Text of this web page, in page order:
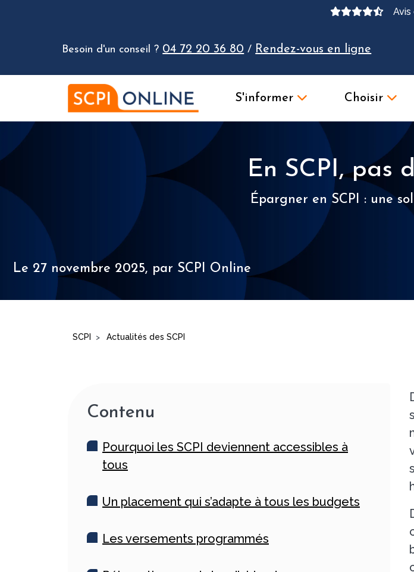
Avis
Besoin d'un conseil ? 04 72 20 36 80 / Rendez-vous en ligne
S'informer Choisir
En SCPI, pas
Épargner en SCPI : une
Le 27 novembre 2025, par SCPI Online
SCPI > Actualités des SCPI
Contenu
Pourquoi les SCPI deviennent accessibles à
tous
Un placement qui s’adapte à tous les budgets
Les versements programmés